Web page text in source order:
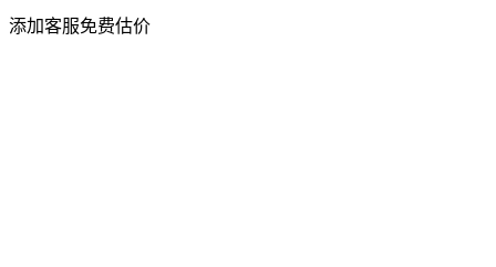
添加客服免费估价